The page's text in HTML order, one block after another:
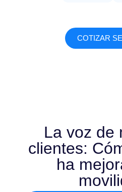
COTIZAR
La voz de
clientes:
ha